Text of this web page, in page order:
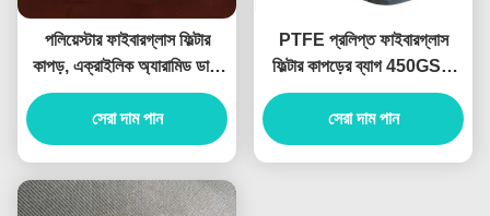
পলিয়েস্টার ফাইবারগ্লাস ফিল্টার
কাপড়, এক্রাইলিক অ্যারামিড ডাস্ট
ফিল্টার ব্যাগ
সেরা দাম পান
PTFE প্রলিপ্ত ফাইবারগ্লাস
ফিল্টার কাপড়ের ব্যাগ 450GSM
292mm X 10000mm
সেরা দাম পান